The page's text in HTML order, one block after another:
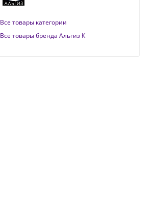
Все товары категории
Все товары бренда Альгиз К